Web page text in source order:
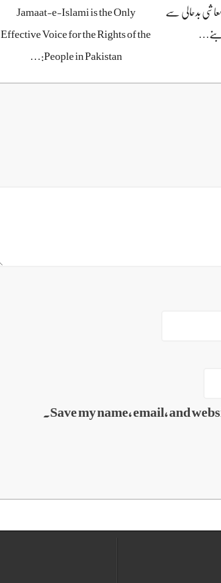
معاشی بدحالی سے
بنے…
Jamaat-e-Islami is the Only
Effective Voice for the Rights of the
People in Pakistan:…
Save my name, email, and